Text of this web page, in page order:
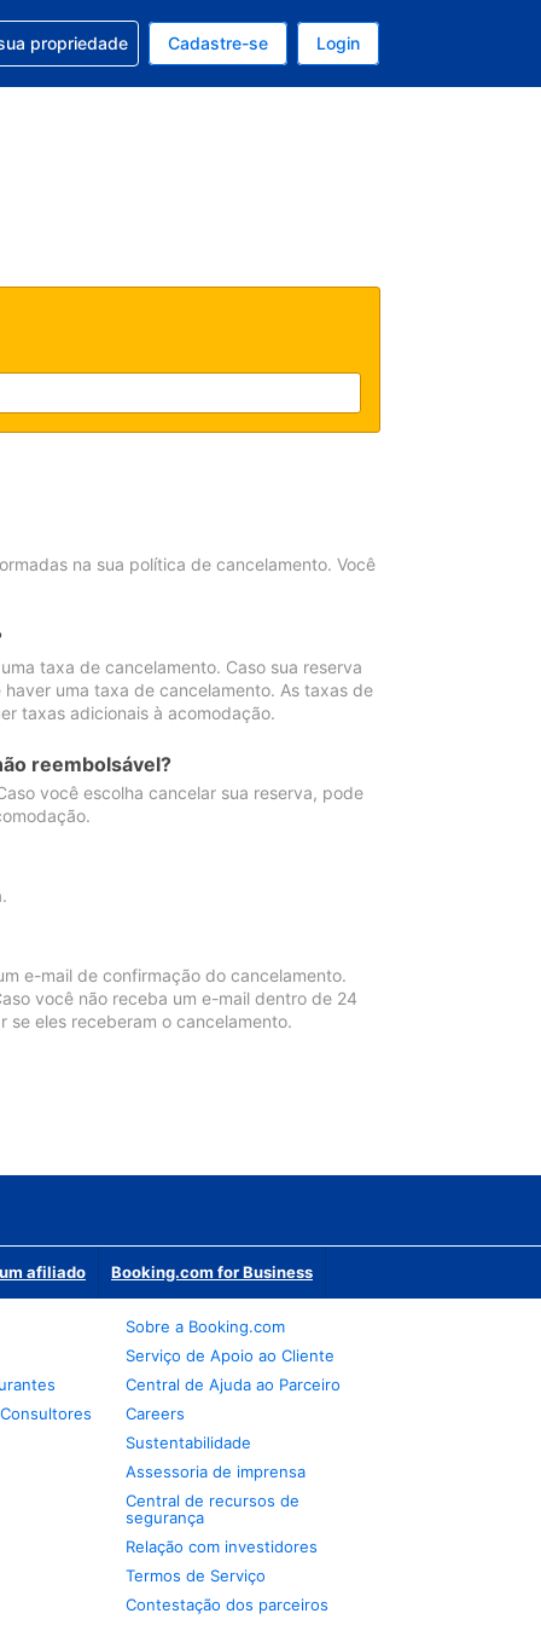
sua moeda é: Dólar americano
seu idioma é: Português (Brasil)
com sua reserva
propriedade Cadastre-se Login
na sua política de cancelamento. Você
taxa de cancelamento. Caso sua reserva
uma taxa de cancelamento. As taxas de
taxas adicionais à acomodação.
reembolsável?
você escolha cancelar sua reserva, pode
e-mail de confirmação do cancelamento.
você não receba um e-mail dentro de 24
eles receberam o cancelamento.
afiliado Booking.com for Business
Sobre a Booking.com
Serviço de Apoio ao Cliente
Central de Ajuda ao Parceiro
Careers
Sustentabilidade
Assessoria de imprensa
Central de recursos de
segurança
Relação com investidores
Termos de Serviço
Contestação dos parceiros